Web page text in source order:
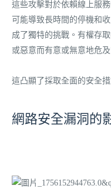
這些攻擊對於依賴線上服
可能導致長時間的停機和
成了獨特的挑戰。有權存
或惡意而有意或無意地危及
這凸顯了採取全面的安全
網路安全漏洞的